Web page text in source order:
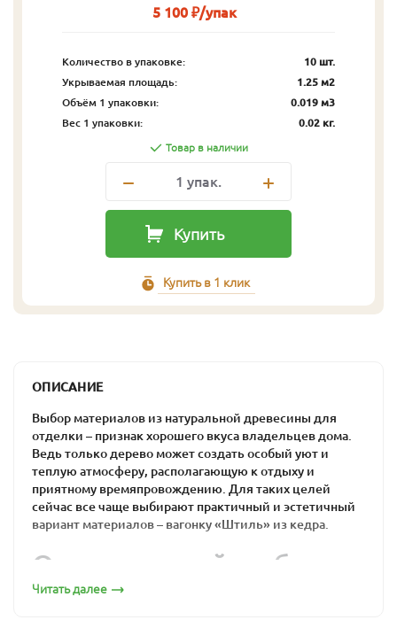
5 100 ₽/упак
Количество в упаковке:
10 шт.
Укрываемая площадь:
1.25 м2
Объём 1 упаковки:
0.019 м3
Вес 1 упаковки:
0.02 кг.
Товар в наличии
1 упак.
Купить
Купить в 1 клик
ОПИСАНИЕ
Выбор материалов из натуральной древесины для
отделки – признак хорошего вкуса владельцев дома.
Ведь только дерево может создать особый уют и
теплую атмосферу, располагающую к отдыху и
приятному времяпровождению. Для таких целей
сейчас все чаще выбирают практичный и эстетичный
вариант материалов – вагонку «Штиль» из кедра.
Оптимальный выбор
для загородного дома
Читать далее